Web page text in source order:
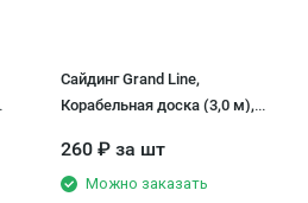
Сайдинг Grand Line,
Корабельная доска (3,0 м),
260 ₽ за шт
Можно заказать